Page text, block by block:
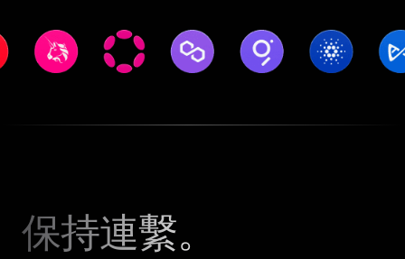
保持連繫。